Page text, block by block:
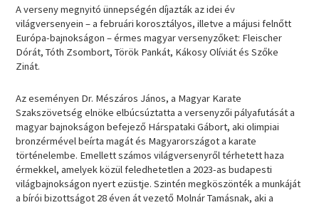
A verseny megnyitó ünnepségén díjazták az idei év
világversenyein – a februári korosztályos, illetve a májusi felnőtt
Európa-bajnokságon – érmes magyar versenyzőket: Fleischer
Dórát, Tóth Zsombort, Török Pankát, Kákosy Olíviát és Szőke
Zinát.
Az eseményen Dr. Mészáros János, a Magyar Karate
Szakszövetség elnöke elbúcsúztatta a versenyzői pályafutását a
magyar bajnokságon befejező Hárspataki Gábort, aki olimpiai
bronzérmével beírta magát és Magyarországot a karate
történelembe. Emellett számos világversenyről térhetett haza
érmekkel, amelyek közül feledhetetlen a 2023-as budapesti
világbajnokságon nyert ezüstje. Szintén megköszönték a munkáját
a bírói bizottságot 28 éven át vezető Molnár Tamásnak, aki a